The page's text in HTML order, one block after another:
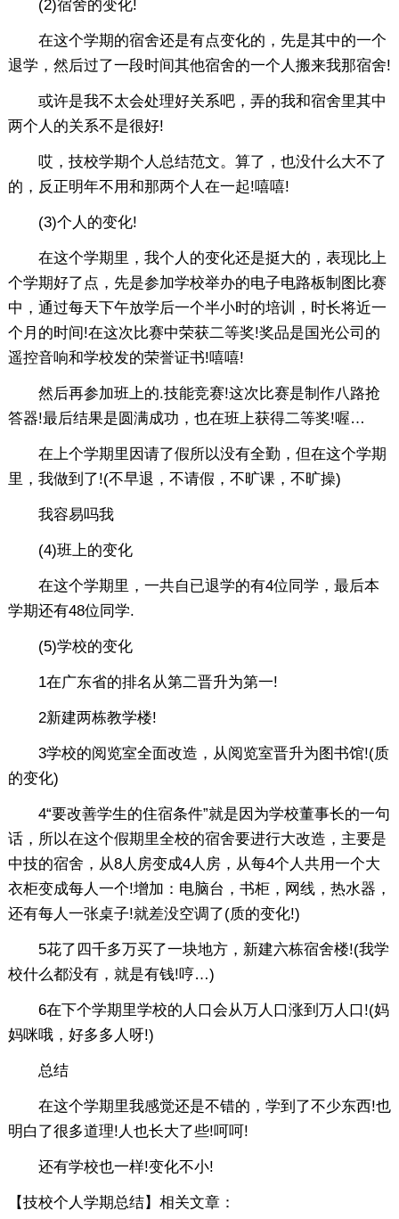
(2)宿舍的变化!
在这个学期的宿舍还是有点变化的，先是其中的一个
退学，然后过了一段时间其他宿舍的一个人搬来我那宿舍!
或许是我不太会处理好关系吧，弄的我和宿舍里其中
两个人的关系不是很好!
哎，技校学期个人总结范文。算了，也没什么大不了
的，反正明年不用和那两个人在一起!嘻嘻!
(3)个人的变化!
在这个学期里，我个人的变化还是挺大的，表现比上
个学期好了点，先是参加学校举办的电子电路板制图比赛
中，通过每天下午放学后一个半小时的培训，时长将近一
个月的时间!在这次比赛中荣获二等奖!奖品是国光公司的
遥控音响和学校发的荣誉证书!嘻嘻!
然后再参加班上的.技能竞赛!这次比赛是制作八路抢
答器!最后结果是圆满成功，也在班上获得二等奖!喔…
在上个学期里因请了假所以没有全勤，但在这个学期
里，我做到了!(不早退，不请假，不旷课，不旷操)
我容易吗我
(4)班上的变化
在这个学期里，一共自已退学的有4位同学，最后本
学期还有48位同学.
(5)学校的变化
1在广东省的排名从第二晋升为第一!
2新建两栋教学楼!
3学校的阅览室全面改造，从阅览室晋升为图书馆!(质
的变化)
4“要改善学生的住宿条件”就是因为学校董事长的一句
话，所以在这个假期里全校的宿舍要进行大改造，主要是
中技的宿舍，从8人房变成4人房，从每4个人共用一个大
衣柜变成每人一个!增加：电脑台，书柜，网线，热水器，
还有每人一张桌子!就差没空调了(质的变化!)
5花了四千多万买了一块地方，新建六栋宿舍楼!(我学
校什么都没有，就是有钱!哼…)
6在下个学期里学校的人口会从万人口涨到万人口!(妈
妈咪哦，好多多人呀!)
总结
在这个学期里我感觉还是不错的，学到了不少东西!也
明白了很多道理!人也长大了些!呵呵!
还有学校也一样!变化不小!
【技校个人学期总结】相关文章：